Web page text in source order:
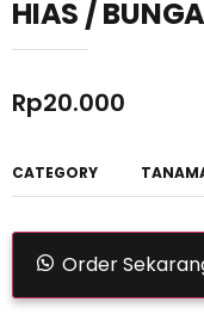
HIAS /
Rp20.000
CATEGORY
Order